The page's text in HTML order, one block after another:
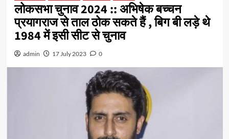
लोकसभा चुनाव 2024 :: अभिषेक बच्चन
प्रयागराज से ताल ठोक सकते हैं , बिग बी लड़े थे
1984 में इसी सीट से चुनाव
admin 17 July 2023 0